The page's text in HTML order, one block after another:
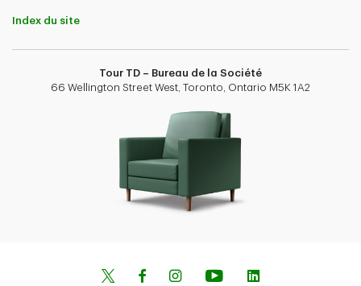
Index du site
Tour TD – Bureau de la Société
66 Wellington Street West, Toronto, Ontario M5K 1A2